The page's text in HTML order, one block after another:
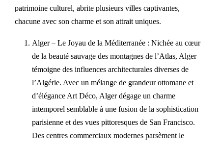
patrimoine culturel, abrite plusieurs villes captivantes,
chacune avec son charme et son attrait uniques.
Alger – Le Joyau de la Méditerranée : Nichée au cœur
de la beauté sauvage des montagnes de l’Atlas, Alger
témoigne des influences architecturales diverses de
l’Algérie. Avec un mélange de grandeur ottomane et
d’élégance Art Déco, Alger dégage un charme
intemporel semblable à une fusion de la sophistication
parisienne et des vues pittoresques de San Francisco.
Des centres commerciaux modernes parsèment le